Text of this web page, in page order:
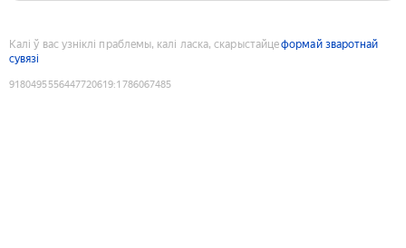
Калі ў вас узніклі праблемы, калі ласка, скарыстайцеформай зваротнай
сувязі
9180495556447720619:1786067485